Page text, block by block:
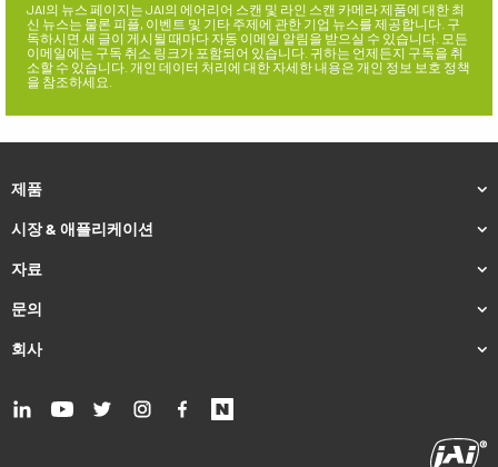
JAI의 뉴스 페이지는 JAI의 에어리어 스캔 및 라인 스캔 카메라 제품에 대한 최
신 뉴스는 물론 피플, 이벤트 및 기타 주제에 관한 기업 뉴스를 제공합니다. 구
독하시면 새 글이 게시될 때마다 자동 이메일 알림을 받으실 수 있습니다. 모든
이메일에는 구독 취소 링크가 포함되어 있습니다. 귀하는 언제든지 구독을 취
소할 수 있습니다. 개인 데이터 처리에 대한 자세한 내용은 개인 정보 보호 정책
을 참조하세요.
제품
시장 & 애플리케이션
자료
문의
회사